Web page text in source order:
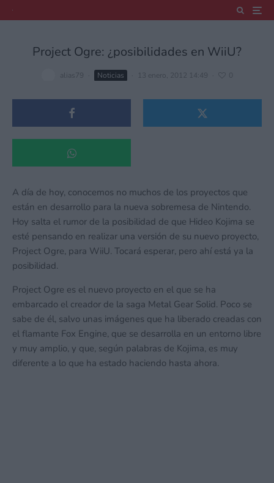
Project Ogre: ¿posibilidades en WiiU?
alias79 Noticias 13 enero, 2012 14:49 0
A día de hoy, conocemos no muchos de los proyectos que
están en desarrollo para la nueva sobremesa de Nintendo.
Hoy salta el rumor de la posibilidad de que Hideo Kojima se
esté pensando en realizar una versión de su nuevo proyecto,
Project Ogre, para WiiU. Tocará esperar, pero ahí está ya la
posibilidad.
Project Ogre es el nuevo proyecto en el que se ha
embarcado el creador de la saga Metal Gear Solid. Poco se
sabe de él, salvo unas imágenes que ha liberado creadas con
el flamante Fox Engine, que se desarrolla en un entorno libre
y muy amplio, y que, según palabras de Kojima, es muy
diferente a lo que ha estado haciendo hasta ahora.